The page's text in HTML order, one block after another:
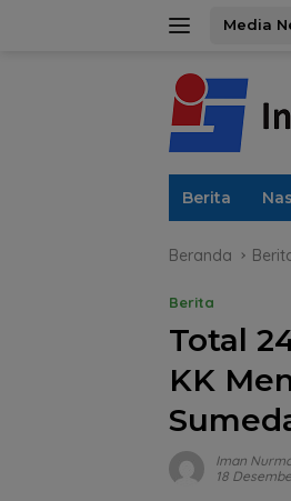
Media
Berita
Beranda
Berita
Total
KK
Iman
18